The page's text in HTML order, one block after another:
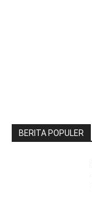
BERITA POPULER